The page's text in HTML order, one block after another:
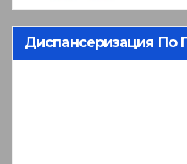
Диспансеризация По